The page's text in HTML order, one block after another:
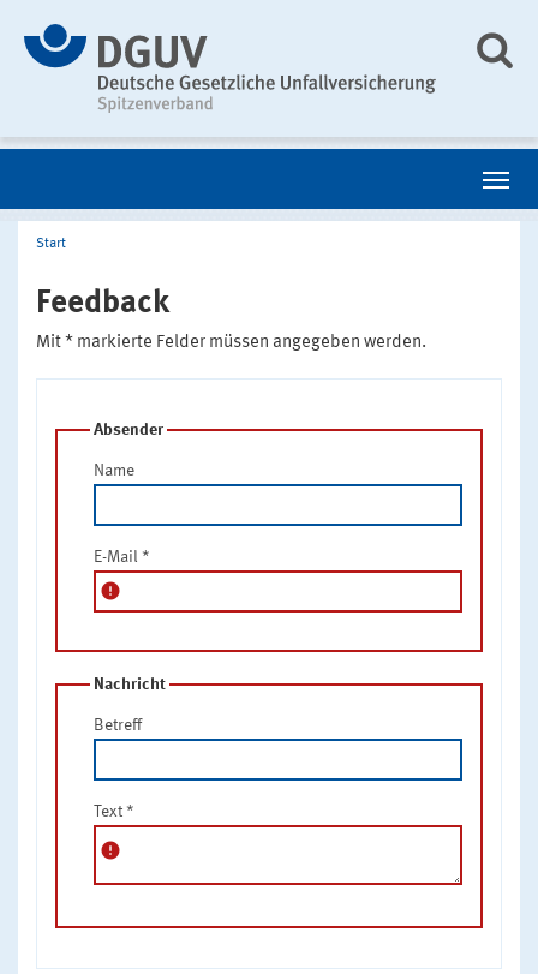
Start
Feedback
Mit * markierte Felder müssen angegeben werden.
Absender
Name
E-Mail *
error
Nachricht
Betreff
Text *
error